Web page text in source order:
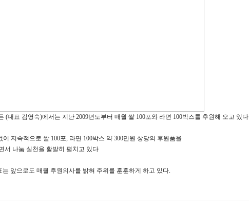
(대표 김영숙)에서는 지난 2009년도부터 매월 쌀 100포와 라면 100박스를 후원해 오고 있다
이 지속적으로 쌀 100포, 라면 100박스 약 300만원 상당의 후원품을
서 나눔 실천을 활발히 펼치고 있다
는 앞으로도 매월 후원의사를 밝혀 주위를 훈훈하게 하고 있다.